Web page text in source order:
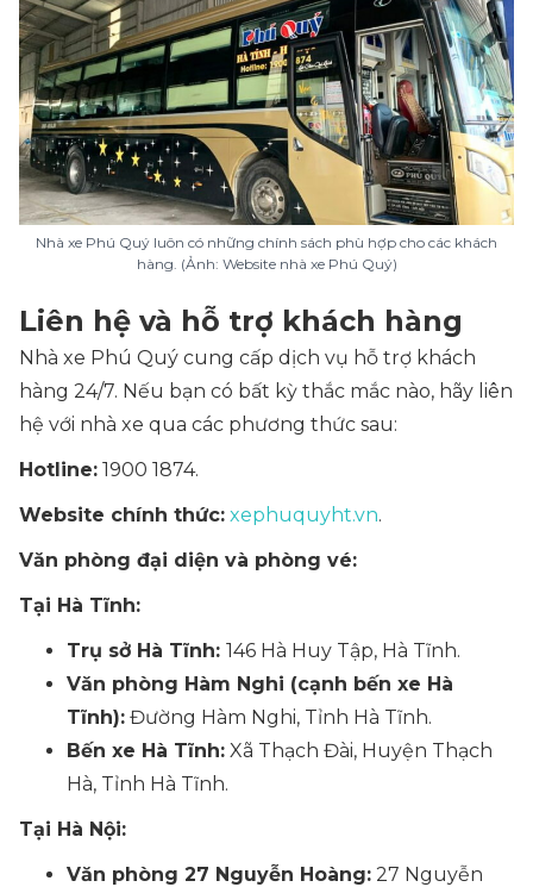
Nhà xe Phú Quý luôn có những chính sách phù hợp cho các khách
hàng. (Ảnh: Website nhà xe Phú Quý)
Liên hệ và hỗ trợ khách hàng
Nhà xe Phú Quý cung cấp dịch vụ hỗ trợ khách
hàng 24/7. Nếu bạn có bất kỳ thắc mắc nào, hãy liên
hệ với nhà xe qua các phương thức sau:
Hotline: 1900 1874.
Website chính thức: xephuquyht.vn.
Văn phòng đại diện và phòng vé:
Tại Hà Tĩnh:
Trụ sở Hà Tĩnh: 146 Hà Huy Tập, Hà Tĩnh.
Văn phòng Hàm Nghi (cạnh bến xe Hà
Tĩnh): Đường Hàm Nghi, Tỉnh Hà Tĩnh.
Bến xe Hà Tĩnh: Xã Thạch Đài, Huyện Thạch
Hà, Tỉnh Hà Tĩnh.
Tại Hà Nội:
Văn phòng 27 Nguyễn Hoàng: 27 Nguyễn